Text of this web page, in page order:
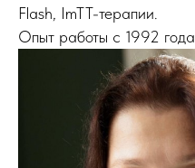
Flash, ImTT-терапии.
Опыт работы с 1992 года.